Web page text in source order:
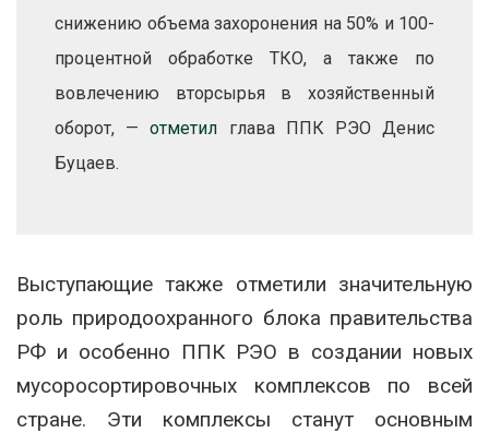
снижению объема захоронения на 50% и 100-
процентной обработке ТКО, а также по
вовлечению вторсырья в хозяйственный
оборот, —отметил глава ППК РЭО Денис
Буцаев.
Выступающие также отметили значительную
роль природоохранного блока правительства
РФ и особенно ППК РЭО в создании новых
мусоросортировочных комплексов по всей
стране. Эти комплексы станут основным